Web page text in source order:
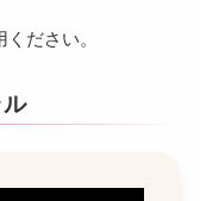
ださい。